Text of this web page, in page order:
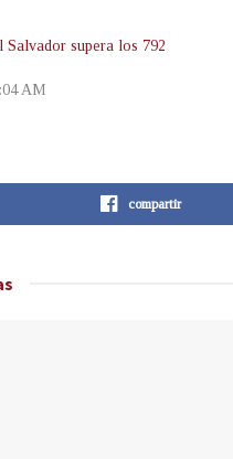
supera los 792
AM
compartir